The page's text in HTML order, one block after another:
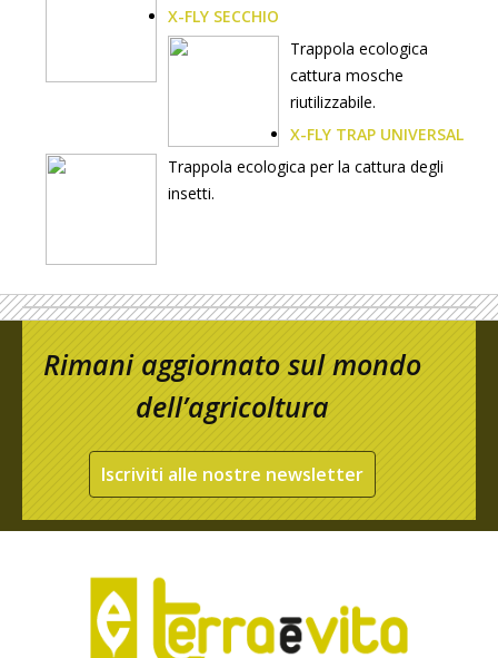
X-FLY SECCHIO
Trappola ecologica
cattura mosche
riutilizzabile.
X-FLY TRAP UNIVERSAL
Trappola ecologica per la cattura degli
insetti.
Rimani aggiornato sul mondo
dell’agricoltura
Iscriviti alle nostre newsletter